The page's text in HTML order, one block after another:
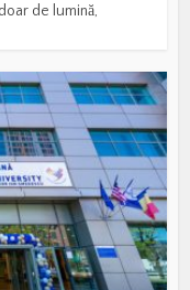
de lumină,